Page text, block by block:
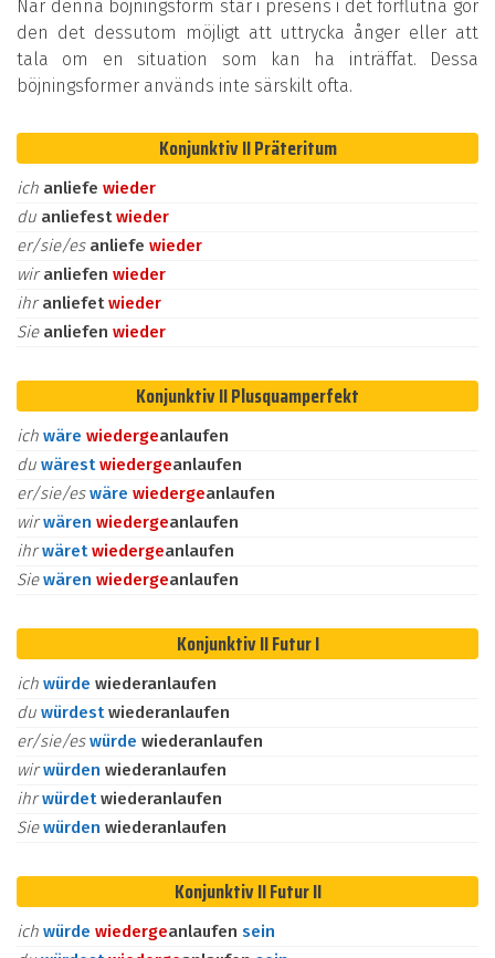
När denna böjningsform står i presens i det förflutna gör
den det dessutom möjligt att uttrycka ånger eller att
tala om en situation som kan ha inträffat. Dessa
böjningsformer används inte särskilt ofta.
Konjunktiv II Präteritum
ich anliefe wieder
du anliefestwieder
er/sie/es anliefe wieder
wiranliefen wieder
ihranliefetwieder
Sie anliefen wieder
Konjunktiv II Plusquamperfekt
ich wäre wiedergeanlaufen
du wärestwiedergeanlaufen
er/sie/eswäre wiedergeanlaufen
wirwären wiedergeanlaufen
ihrwäretwiedergeanlaufen
Siewären wiedergeanlaufen
Konjunktiv II Futur I
ich würde wiederanlaufen
du würdestwiederanlaufen
er/sie/eswürde wiederanlaufen
wirwürden wiederanlaufen
ihrwürdetwiederanlaufen
Siewürden wiederanlaufen
Konjunktiv II Futur II
ich würde wiedergeanlaufen sein